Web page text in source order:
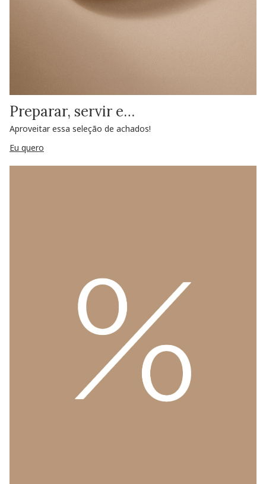
Preparar, servir e…
Aproveitar essa seleção de achados!
Eu quero